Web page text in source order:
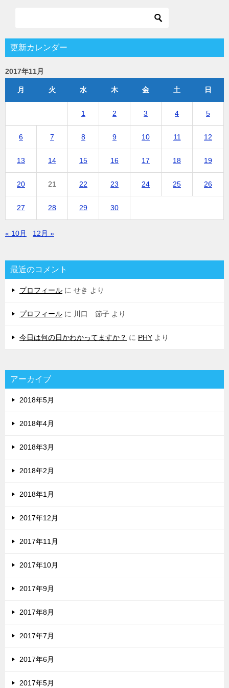
更新カレンダー
2017年11月
月 火 水 木 金 土 日
1 2 3 4 5
6 7 8 9 10 11 12
13 14 15 16 17 18 19
20 21 22 23 24 25 26
27 28 29 30
« 10月 12月 »
最近のコメント
プロフィール に せき より
プロフィール に 川口 節子 より
今日は何の日かわかってますか？ に PHY より
アーカイブ
2018年5月
2018年4月
2018年3月
2018年2月
2018年1月
2017年12月
2017年11月
2017年10月
2017年9月
2017年8月
2017年7月
2017年6月
2017年5月